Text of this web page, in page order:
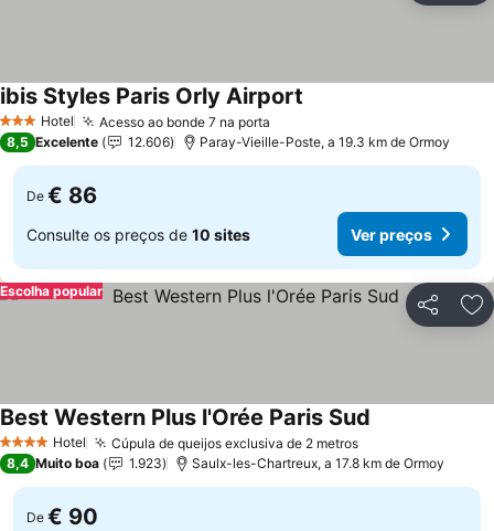
3 EstrelasHotel Acesso ao bonde 7 na porta
ibis Styles Paris Orly Airport
8,5 Excelente 12.606 Paray-Vieille-Poste, a 19.3 km de Ormoy
De € 86
Consulte os preços de 10 sites Ver preços
Partilhar
Escolha popular
4 EstrelasHotel Cúpula de queijos exclusiva de 2 metrosVer preços
Best Western Plus l'Orée Paris Sud
8,4 Muito boa 1.923 Saulx-les-Chartreux, a 17.8 km de Ormoy
De € 90